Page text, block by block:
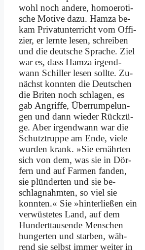
wohl noch an­de­re, ho­mo­ero­ti­
sche Mo­ti­ve da­zu. Ham­za be­
kam Pri­vat­un­ter­richt vom Of­fi­
zier, er lern­te le­sen, schrei­ben
und die deut­sche Spra­che. Ziel
war es, dass Ham­za ir­gend­
wann Schil­ler le­sen soll­te. Zu­
nächst konn­ten die Deut­schen
die Bri­ten noch schla­gen, es
gab An­grif­fe, Über­rum­pe­lun­
gen und dann wie­der Rück­zü­
ge. Aber ir­gend­wann war die
Schutz­trup­pe am En­de, vie­le
wur­den krank. »Sie er­nähr­ten
sich von dem, was sie in Dör­
fern und auf Far­men fan­den,
sie plün­der­ten und sie be­
schlag­nahm­ten, so viel sie
konn­ten.« Sie »hin­ter­lie­ßen ein
ver­wü­ste­tes Land, auf dem
Hun­dert­tau­sen­de Men­schen
hun­ger­ten und star­ben, wäh­
rend sie selbst im­mer wei­ter in